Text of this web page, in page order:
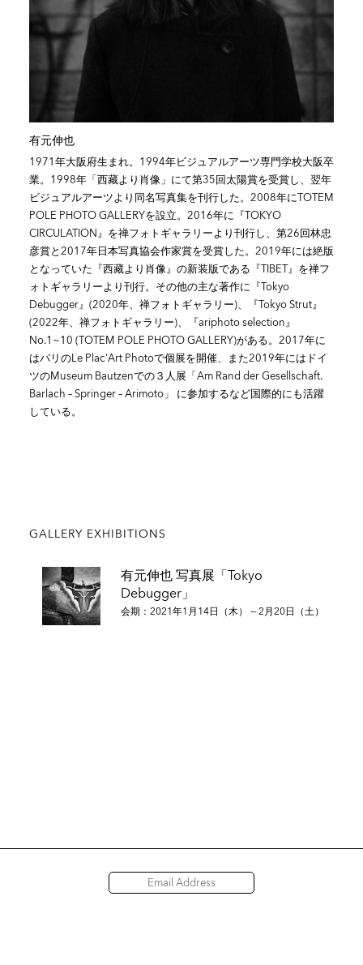
有元伸也
1971年大阪府生まれ。1994年ビジュアルアーツ専門学校大阪卒
業。1998年「西藏より肖像」にて第35回太陽賞を受賞し、翌年
ビジュアルアーツより同名写真集を刊行した。2008年にTOTEM
POLE PHOTO GALLERYを設立。2016年に『TOKYO
CIRCULATION』を禅フォトギャラリーより刊行し、第26回林忠
彦賞と2017年日本写真協会作家賞を受賞した。2019年には絶版
となっていた『西藏より肖像』の新装版である『TIBET』を禅フ
ォトギャラリーより刊行。その他の主な著作に『Tokyo
Debugger』(2020年、禅フォトギャラリー)、『Tokyo Strut』
(2022年、禅フォトギャラリー)、『ariphoto selection』
No.1~10 (TOTEM POLE PHOTO GALLERY)がある。2017年に
はパリのLe Plac'Art Photoで個展を開催、また2019年にはドイ
ツのMuseum Bautzenでの３人展「Am Rand der Gesellschaft.
Barlach – Springer – Arimoto」 に参加するなど国際的にも活躍
している。
GALLERY EXHIBITIONS
有元伸也 写真展「Tokyo
Debugger」
会期：2021年1月14日（木） — 2月20日（土）